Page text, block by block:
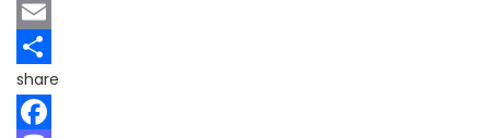
Mastodon
Email
Teilen
share